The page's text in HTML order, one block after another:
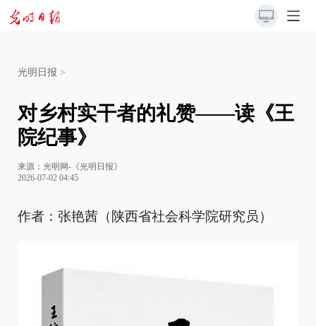
光明日报 >
对乡村实干者的礼赞——读《王
院纪事》
来源： 光明网-《光明日报》
2026-07-02 04:45
作者：张艳茜（陕西省社会科学院研究员）